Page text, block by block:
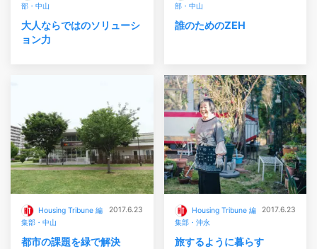
部・中山
大人ならではのソリューシ
ョン力
部・中山
誰のためのZEH
Housing Tribune 編
集部・中山
2017.6.23
都市の課題を緑で解決
Housing Tribune 編
集部・沖永
2017.6.23
旅するように暮らす